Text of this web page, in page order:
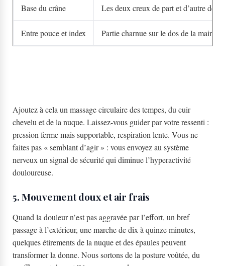
Base du crâne Les deux creux de part et d’autre de
Entre pouce et index Partie charnue sur le dos de la main,
Ajoutez à cela un massage circulaire des tempes, du cuir
chevelu et de la nuque. Laissez-vous guider par votre ressenti :
pression ferme mais supportable, respiration lente. Vous ne
faites pas « semblant d’agir » : vous envoyez au système
nerveux un signal de sécurité qui diminue l’hyperactivité
douloureuse.
5. Mouvement doux et air frais
Quand la douleur n’est pas aggravée par l’effort, un bref
passage à l’extérieur, une marche de dix à quinze minutes,
quelques étirements de la nuque et des épaules peuvent
transformer la donne. Nous sortons de la posture voûtée, du